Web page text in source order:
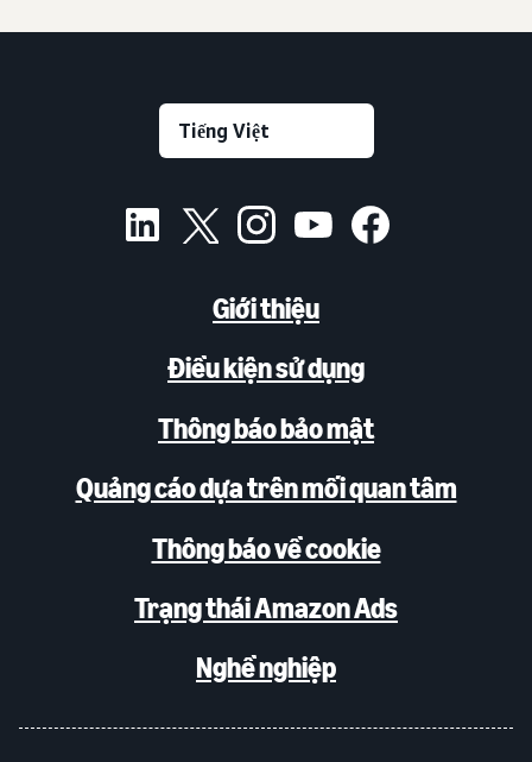
Giới thiệu
Điều kiện sử dụng
Thông báo bảo mật
Quảng cáo dựa trên mối quan tâm
Thông báo về cookie
Trạng thái Amazon Ads
Nghề nghiệp